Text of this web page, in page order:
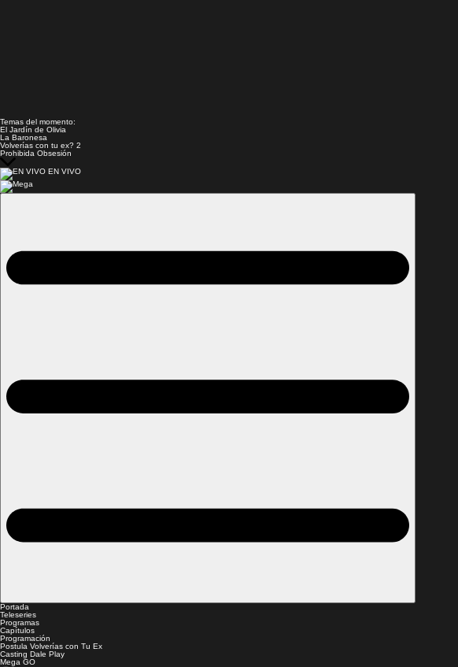
Temas del momento:
El Jardín de Olivia
La Baronesa
Volverías con tu ex? 2
Prohibida Obsesión
EN VIVO
Portada
Teleseries
Programas
Capítulos
Programación
Postula Volverías con Tu Ex
Casting Dale Play
Mega GO